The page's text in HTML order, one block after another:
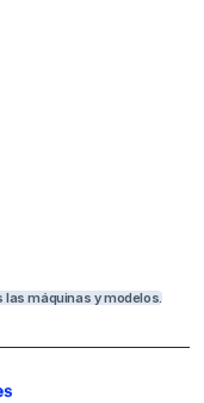
las máquinas y modelos.